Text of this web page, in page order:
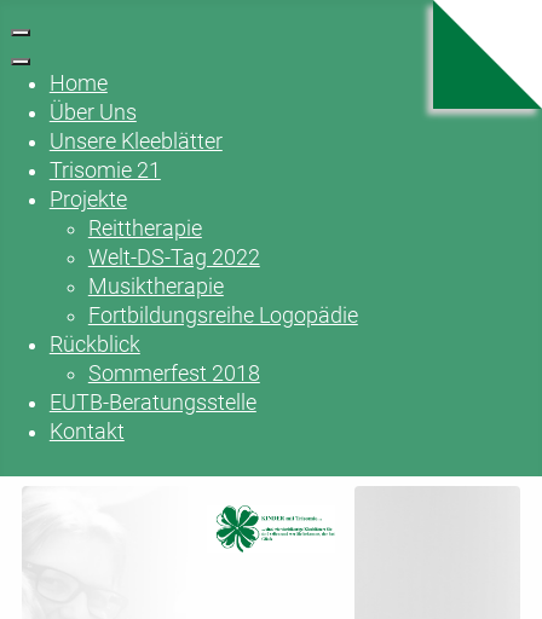
Home
Über Uns
Unsere Kleeblätter
Trisomie 21
Projekte
Reittherapie
Welt-DS-Tag 2022
Musiktherapie
Fortbildungsreihe Logopädie
Rückblick
Sommerfest 2018
EUTB-Beratungsstelle
Kontakt